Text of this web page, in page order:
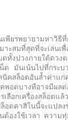
พียรพยายามหาวิธีที่
ะสมที่สุดที่จะเล่นเพื่
ทั้งปวงภายใต้ดวง
ต มันเน้นไปที่กระบ
นิคสล็อตอันล้ำค่าแก่
พอตบางทีอาจมีผล
อกเครื่องสล็อตแล้
ล็อตคาสิโนนี้จะแปล
ต้องใช้เวลา ความ